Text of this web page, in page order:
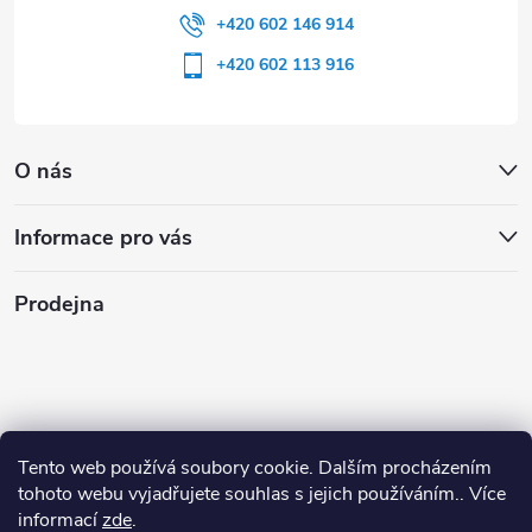
Tento web používá soubory cookie. Dalším procházením
tohoto webu vyjadřujete souhlas s jejich používáním.. Více
informacízde.
O nás
Informace pro vás
+420 602 146 914
+420 602 113 916
Prodejna